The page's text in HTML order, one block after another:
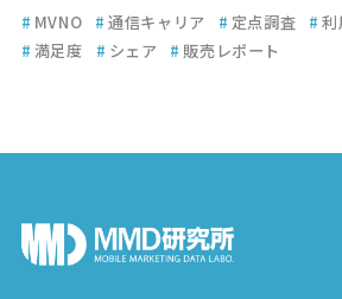
# MVNO # 通信キャリア # 定点調査 # 利
# 満足度 # シェア # 販売レポート